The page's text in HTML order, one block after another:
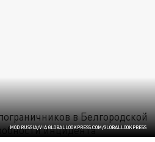
MOD RUSSIA/VIA GLOBALLOOKPRESS.COM/GLOBALLOOKPRESS